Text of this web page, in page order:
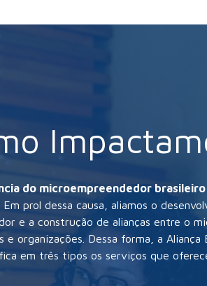
do microempreendedor
Em prol dessa causa, aliamos o
e a construção de alianças entre o
e organizações. Dessa forma, a Aliança
em três tipos os serviços que